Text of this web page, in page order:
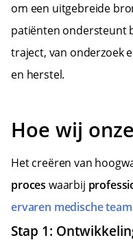
om een uitgebreide
patiënten ondersteunt
traject, van onderzoek
en herstel.
Hoe wij
Het creëren van
proces waarbij
ervaren medische team
Stap 1: